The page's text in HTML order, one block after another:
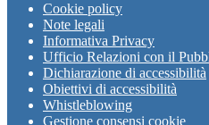
Cookie policy
Note legali
Informativa Privacy
Ufficio Relazioni con il
Dichiarazione di accessibilità
Obiettivi di accessibilità
Whistleblowing
Gestione consensi cookie